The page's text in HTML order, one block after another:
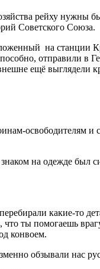
рейху нужны
Советского Союза.
на станции
отправили в
ещё
освободителям и
на одежде был
какие-то
ты помогаешь
конвоем.
обзывали нас